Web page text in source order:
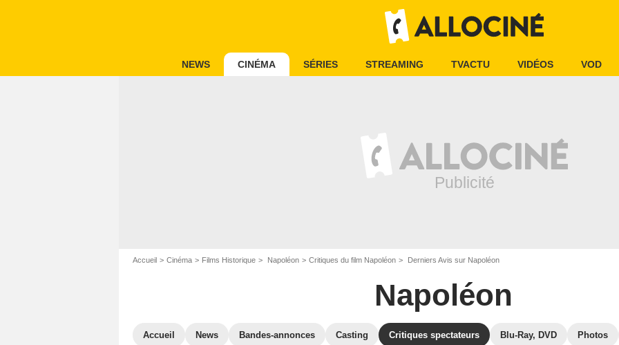
NEWS CINÉMA SÉRIES STREAMING TVACTU VIDÉOS VOD
Accueil Cinéma Films Historique Napoléon Critiques du film Napoléon Derniers Avis sur Napoléon
Napoléon
Accueil News Bandes-annonces Casting Critiques spectateurs Blu-Ray, DVD Photos